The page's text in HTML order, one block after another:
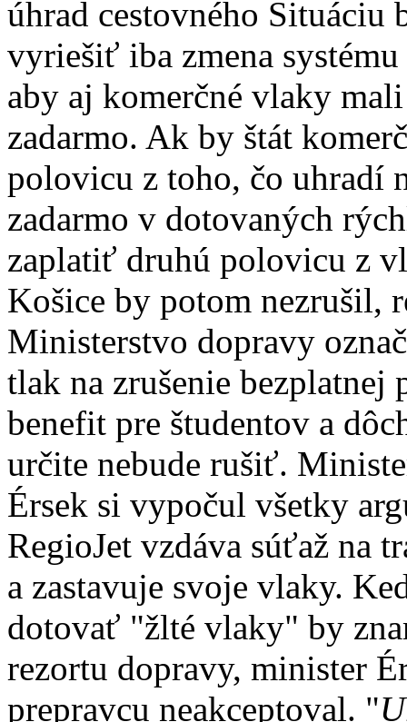
úhrad cestovného Situáciu
vyriešiť iba zmena
aby aj komerčné vlaky
zadarmo. Ak by štát
polovicu z toho, čo uhradí
zadarmo v dotovaných
zaplatiť druhú polovicu z
Košice by potom nezrušil,
Ministerstvo dopravy
tlak na zrušenie bezplatnej
benefit pre študentov a
určite nebude rušiť.
Érsek si vypočul všetky
RegioJet vzdáva súťaž na
a zastavuje svoje vlaky.
dotovať "žlté vlaky" by
rezortu dopravy, minister
prepravcu neakceptoval. "